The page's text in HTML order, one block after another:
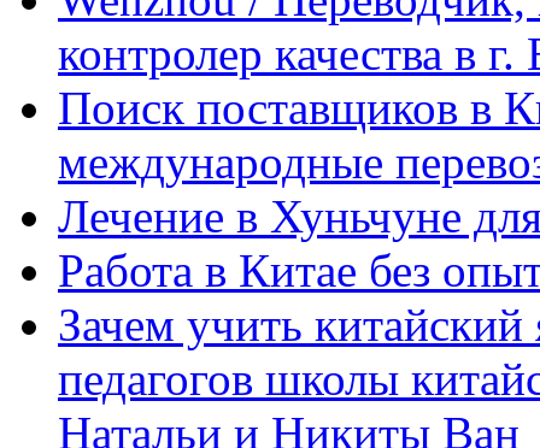
контролер качества в
Поиск поставщиков в
международные
Лечение в Хуньчуне
Работа в Китае без
Зачем учить
педагогов школы
Натальи и Никиты Ван